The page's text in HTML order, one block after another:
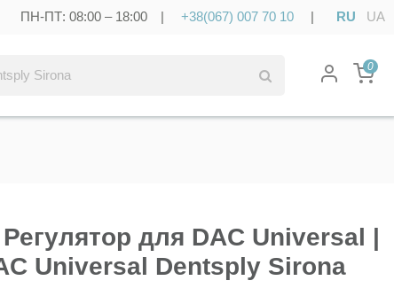
ПН-ПТ: 08:00 – 18:00 | +38(067) 007 70 10 | RU UA
0
для DAC Universal |
Universal Dentsply Sirona